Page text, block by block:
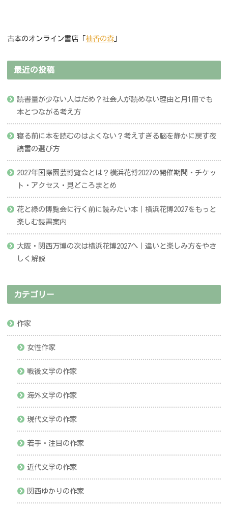
古本のオンライン書店「 柚香の森 」
最近の投稿
読書量が少ない人はだめ？社会人が読めない理由と月1冊でも
本とつながる考え方
寝る前に本を読むのはよくない？考えすぎる脳を静かに戻す夜
読書の選び方
2027年国際園芸博覧会とは？横浜花博2027の開催期間・チケッ
ト・アクセス・見どころまとめ
花と緑の博覧会に行く前に読みたい本｜横浜花博2027をもっと
楽しむ読書案内
大阪・関西万博の次は横浜花博2027へ｜違いと楽しみ方をやさ
しく解説
カテゴリー
作家
女性作家
戦後文学の作家
海外文学の作家
現代文学の作家
若手・注目の作家
近代文学の作家
関西ゆかりの作家